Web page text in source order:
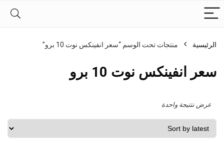
الرئيسية منتجات تحت الوسم “سعر انفينكس نوت 10 برو”
سعر انفينكس نوت 10 برو
عرض نتتيجة واحدة